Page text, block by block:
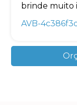
brinde muito
AVB-